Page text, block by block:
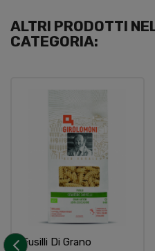
ALTRI PRODOTTI
CATEGORIA:
Fusilli Di Grano